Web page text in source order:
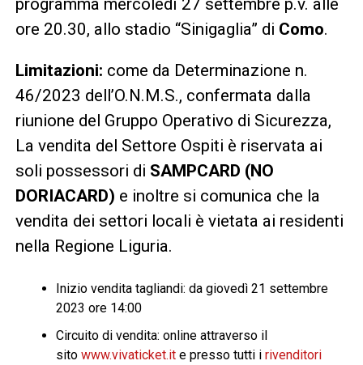
programma mercoledì 27 settembre p.v. alle
ore 20.30, allo stadio “Sinigaglia” di Como.
Limitazioni: come da Determinazione n.
46/2023 dell’O.N.M.S., confermata dalla
riunione del Gruppo Operativo di Sicurezza,
La vendita del Settore Ospiti è riservata ai
soli possessori di SAMPCARD (NO
DORIACARD) e inoltre si comunica che la
vendita dei settori locali è vietata ai residenti
nella Regione Liguria.
Inizio vendita tagliandi: da giovedì 21 settembre
2023 ore 14:00
Circuito di vendita: online attraverso il
sito www.vivaticket.ite presso tutti i rivenditori